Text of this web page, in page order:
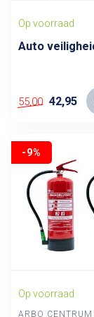
Op voorraad
Auto
55,00 42,95
-9%
Op voorraad
ARBO CENTRUM